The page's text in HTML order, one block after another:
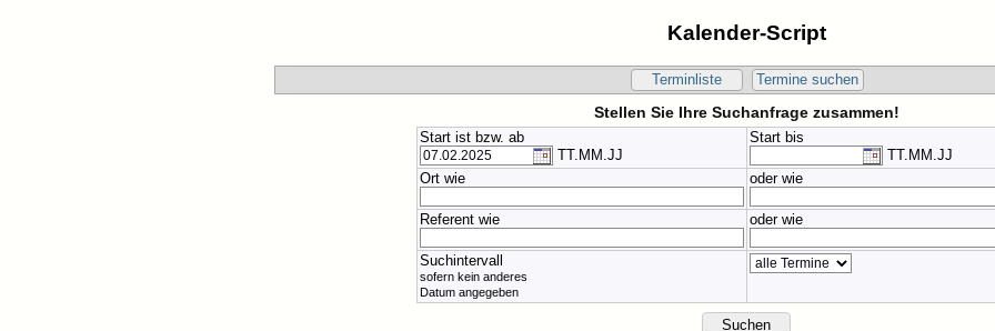
Kalender-Script
Terminliste Termine suchen
Stellen Sie Ihre Suchanfrage zusammen!
Start ist bzw. ab
TT.MM.JJ
Start bis
TT.MM.JJ
Ort wie
oder wie
Referent wie oder wie
Suchintervall
sofern kein anderes
Datum angegeben